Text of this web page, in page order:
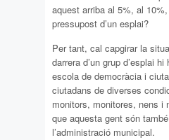
aquest arriba al 5%, al
pressupost d’un esplai?
Per tant, cal capgirar la
darrera d’un grup d’esplai
escola de democràcia i
ciutadans de diverses
monitors, monitores, nens i
que aquesta gent són
l’administració municipal.